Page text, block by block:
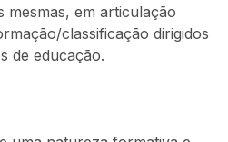
em articulação
classificação dirigidos
de educação.